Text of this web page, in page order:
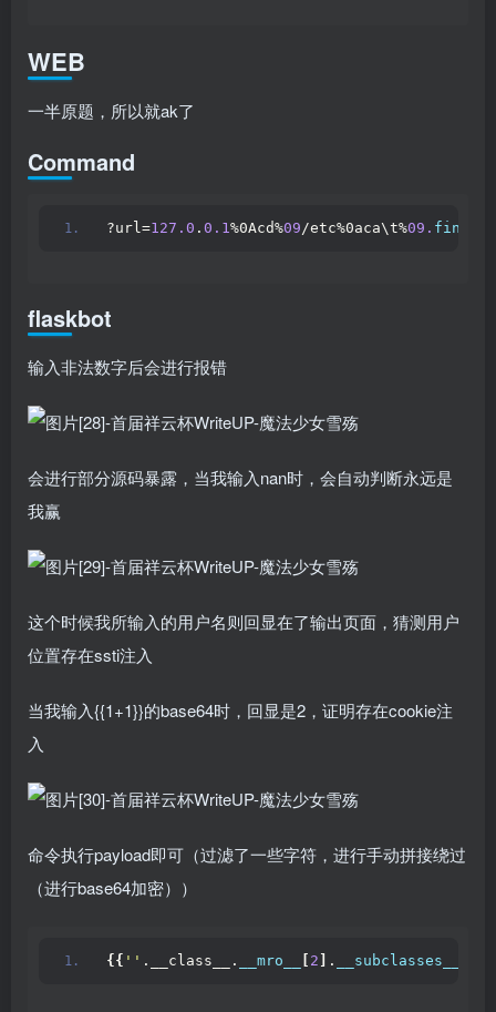
WEB
一半原题，所以就ak了
Command
?url=127.0 . 0.1 %0Acd%09 /etc%0aca\t%09. findfl
flaskbot
输入非法数字后会进行报错
会进行部分源码暴露，当我输入nan时，会自动判断永远是
我赢
这个时候我所输入的用户名则回显在了输出页面，猜测用户
位置存在ssti注入
当我输入{{1+1}}的base64时，回显是2，证明存在cookie注
入
命令执行payload即可（过滤了一些字符，进行手动拼接绕过
（进行base64加密））
{{ '' .__class__. __mro__ 2 . __subclasses__